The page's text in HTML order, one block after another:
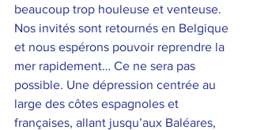
beaucoup trop houleuse et venteuse.
Nos invités sont retournés en Belgique
et nous espérons pouvoir reprendre la
mer rapidement… Ce ne sera pas
possible. Une dépression centrée au
large des côtes espagnoles et
françaises, allant jusqu’aux Baléares,